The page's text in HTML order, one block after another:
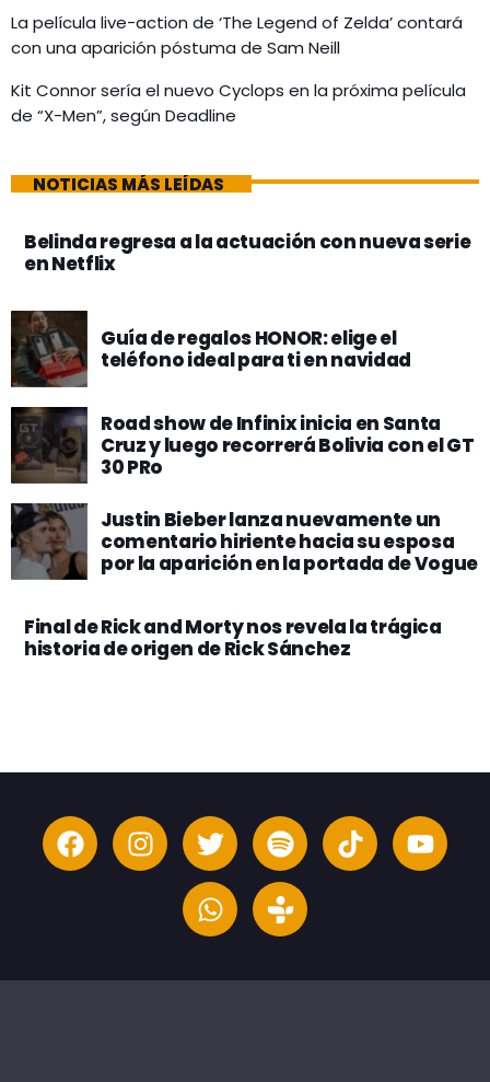
La película live-action de ‘The Legend of Zelda’ contará
con una aparición póstuma de Sam Neill
Kit Connor sería el nuevo Cyclops en la próxima película
de “X-Men”, según Deadline
NOTICIAS MÁS LEÍDAS
Belinda regresa a la actuación con nueva serie
en Netflix
Guía de regalos HONOR: elige el
teléfono ideal para ti en navidad
Road show de Infinix inicia en Santa
Cruz y luego recorrerá Bolivia con el GT
30 PRo
Justin Bieber lanza nuevamente un
comentario hiriente hacia su esposa
por la aparición en la portada de Vogue
Final de Rick and Morty nos revela la trágica
historia de origen de Rick Sánchez